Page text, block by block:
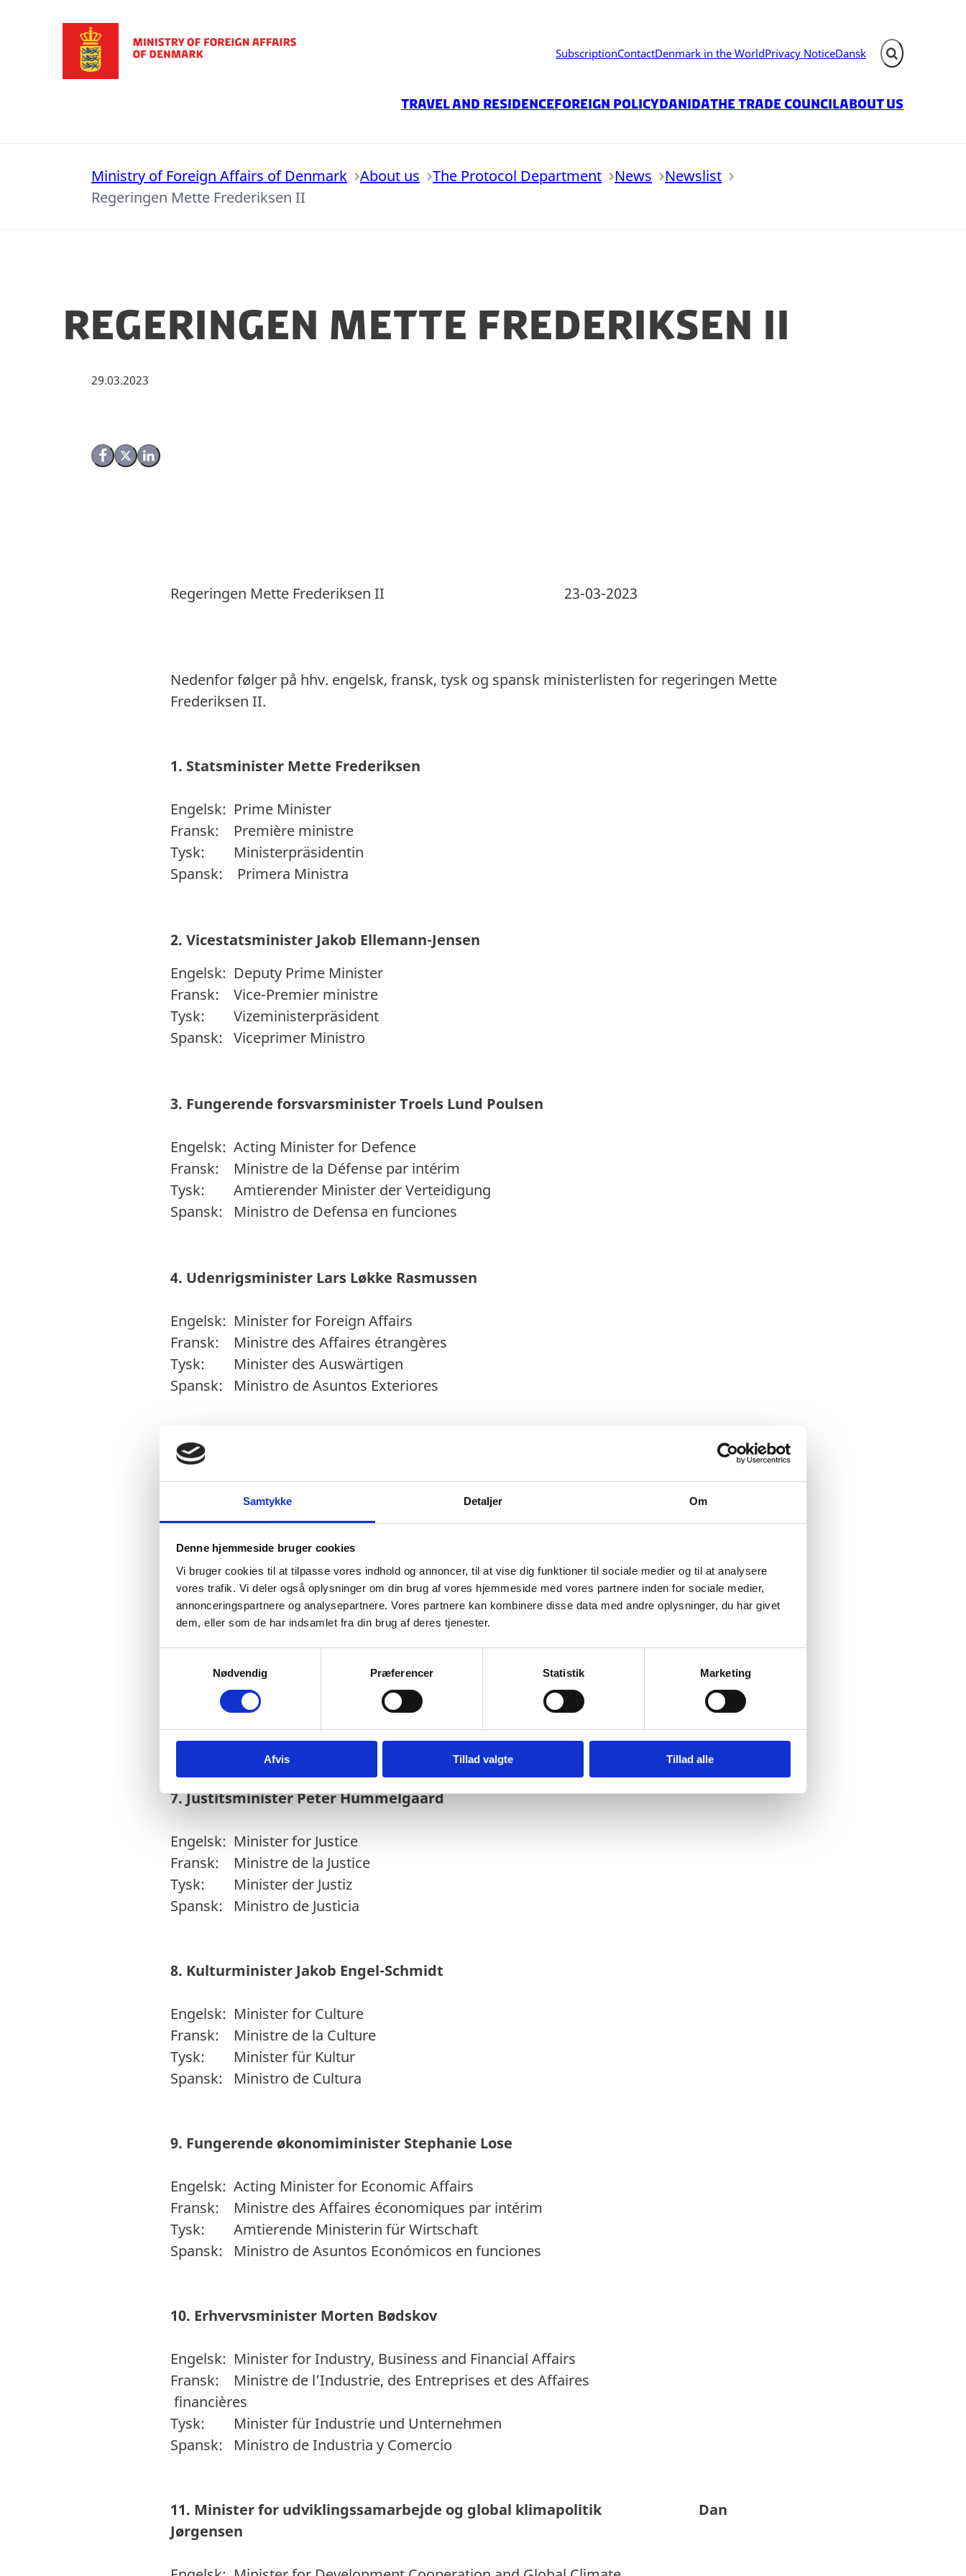
Samtykke Detaljer Om
Denne hjemmeside bruger cookies
Vi bruger cookies til at tilpasse vores indhold og annoncer, til at vise dig funktioner til sociale medier og til at analysere
vores trafik. Vi deler også oplysninger om din brug af vores hjemmeside med vores partnere inden for sociale medier,
annonceringspartnere og analysepartnere. Vores partnere kan kombinere disse data med andre oplysninger, du har givet
dem, eller som de har indsamlet fra din brug af deres tjenester.
v
Nødvendig Præferencer Statistik Marketing
Afvis Tillad valgte Tillad alle
SubscriptionContactDenmark in the WorldPrivacy NoticeDansk Expand search
Travel and residenceForeign PolicyDanidaThe Trade CouncilAbout us
Ministry of Foreign Affairs of Denmark About us The Protocol Department News
Newslist
Regeringen Mette Frederiksen II
Regeringen Mette Frederiksen II
29.03.2023
Share on Facebook
Share on X (Twitter)
Share on LinkedIn
Regeringen Mette Frederiksen II 23-03-2023
Nedenfor følger på hhv. engelsk, fransk, tysk og spansk ministerlisten for regeringen Mette
Frederiksen II.
1. Statsminister Mette Frederiksen
Engelsk: Prime Minister
Fransk: Première ministre
Tysk: Ministerpräsidentin
Spansk: Primera Ministra
2. Vicestatsminister Jakob Ellemann-Jensen
Engelsk: Deputy Prime Minister
Fransk: Vice-Premier ministre
Tysk: Vizeministerpräsident
Spansk: Viceprimer Ministro
3. Fungerende forsvarsminister Troels Lund Poulsen
Engelsk: Acting Minister for Defence
Fransk: Ministre de la Défense par intérim
Tysk: Amtierender Minister der Verteidigung
Spansk: Ministro de Defensa en funciones
4. Udenrigsminister Lars Løkke Rasmussen
Engelsk: Minister for Foreign Affairs
Fransk: Ministre des Affaires étrangères
Tysk: Minister des Auswärtigen
Spansk: Ministro de Asuntos Exteriores
5. Finansminister Nicolai Wammen
Engelsk: Minister for Finance
Fransk: Ministre des Finances
Spansk: Ministro de Finanzas
6. Indenrigs- og sundhedsminister Sophie Løhde
Engelsk: Minister for the Interior and Health
Fransk: Ministre de l’Intérieur et de la Santé
Tysk: Ministerin des Innern und für Gesundheit
Spansk: Ministra del Interior y de Sanidad
7. Justitsminister Peter Hummelgaard
Engelsk: Minister for Justice
Fransk: Ministre de la Justice
Tysk: Minister der Justiz
Spansk: Ministro de Justicia
8. Kulturminister Jakob Engel-Schmidt
Engelsk: Minister for Culture
Fransk: Ministre de la Culture
Tysk: Minister für Kultur
Spansk: Ministro de Cultura
9. Fungerende økonomiminister Stephanie Lose
Engelsk: Acting Minister for Economic Affairs
Fransk: Ministre des Affaires économiques par intérim
Tysk: Amtierende Ministerin für Wirtschaft
Spansk: Ministro de Asuntos Económicos en funciones
10. Erhvervsminister Morten Bødskov
Engelsk: Minister for Industry, Business and Financial Affairs
Fransk: Ministre de l’Industrie, des Entreprises et des Affaires
financières
Tysk: Minister für Industrie und Unternehmen
Spansk: Ministro de Industria y Comercio
11. Minister for udviklingssamarbejde og global klimapolitik Dan
Jørgensen